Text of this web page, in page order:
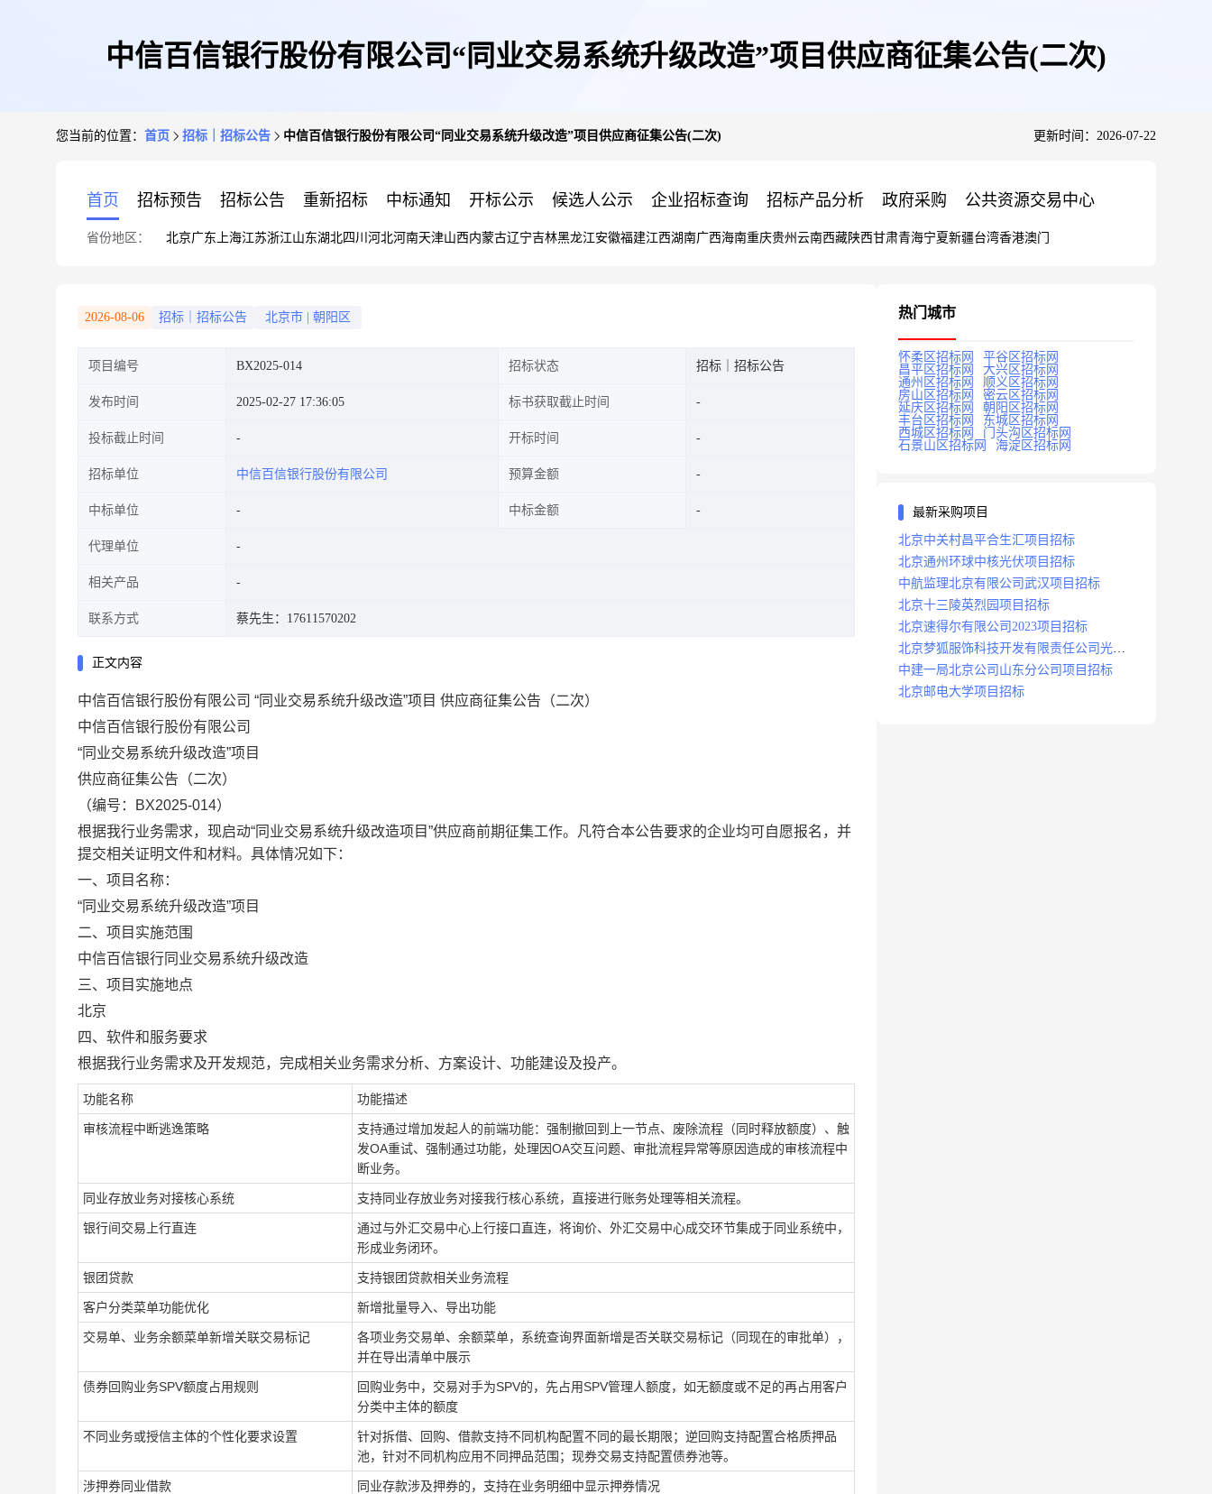
中信百信银行股份有限公司“同业交易系统升级改造”项目供应商征集公告(二次)
您当前的位置： 首页 招标｜招标公告 中信百信银行股份有限公司“同业交易系统升级改造”项目供应商征集公告(二次) 更新时间：2026-07-22
首页 招标预告 招标公告 重新招标 中标通知 开标公示 候选人公示 企业招标查询 招标产品分析 政府采购 公共资源交易中心
省份地区： 北京广东 上海江苏浙江山东湖北四川 河北河南天津山西内蒙古辽宁吉林黑龙江安徽福建江西湖南广西海南重庆贵州 云南西藏陕西甘肃青海宁夏新疆台湾香港澳门
2026-08-06 招标｜招标公告 北京市 朝阳区
项目编号 BX2025-014 招标状态 招标｜招标公告
发布时间 2025-02-27 17:36:05 标书获取截止时间
投标截止时间 开标时间
招标单位 中信百信银行股份有限公司 预算金额
中标单位 中标金额
代理单位
相关产品
联系方式 蔡先生：17611570202
正文内容
中信百信银行股份有限公司 “同业交易系统升级改造”项目 供应商征集公告（二次）
中信百信银行股份有限公司
“同业交易系统升级改造”项目
供应商征集公告 （二次）
（编号：
BX2025-014）
根据我行业务需求，现启动“同业交易系统升级改造项目”供应商前期征集工作。凡符合本公告要求的企业均可自愿报名，并
提交相关证明文件和材料。具体情况如下：
一、项目名称：
“同业交易系统升级改造”项目
二、项目实施范围
中信百信银行同业交易系统升级改造
三、项目实施地点
北京
四、软件和服务要求
根据我行业务需求及开发规范，完成相关业务需求分析、方案设计、功能建设及投产。
功能名称 功能描述
审核流程中断逃逸策略
支持通过增加发起人的前端功能：强制撤回到上一节点、废除流程（同时释放额度）、触
发OA重试、强制通过功能，处理因OA交互问题、审批流程异常等原因造成的审核流程中
断业务。
同业存放业务对接核心系统 支持同业存放业务对接我行核心系统，直接进行账务处理等相关流程。
银行间交易上行直连
通过与外汇交易中心上行接口直连，将询价、外汇交易中心成交环节集成于同业系统中，
形成业务闭环。
银团贷款 支持银团贷款相关业务流程
客户分类菜单功能优化 新增批量导入、导出功能
交易单、业务余额菜单新增关联交易标记
各项业务交易单、余额菜单，系统查询界面新增是否关联交易标记（同现在的审批单），
并在导出清单中展示
债券回购业务SPV额度占用规则 回购业务中，交易对手为SPV的，先占用SPV管理人额度，如无额度或不足的再占用客户
分类中主体的额度
不同业务或授信主体的个性化要求设置
针对拆借、回购、借款支持不同机构配置不同的最长期限；逆回购支持配置合格质押品
池，针对不同机构应用不同押品范围；现券交易支持配置债券池等。
涉押券同业借款 同业存款涉及押券的，支持在业务明细中显示押券情况
热门城市
怀柔区招标网
平谷区招标网
昌平区招标网
大兴区招标网
通州区招标网
顺义区招标网
房山区招标网
密云区招标网
延庆区招标网
朝阳区招标网
丰台区招标网
东城区招标网
西城区招标网
门头沟区招标网
石景山区招标网
海淀区招标网
最新采购项目
北京中关村昌平合生汇项目招标
北京通州环球中核光伏项目招标
中航监理北京有限公司武汉项目招标
北京十三陵英烈园项目招标
北京速得尔有限公司2023项目招标
北京梦狐服饰科技开发有限责任公司光绿
能项目招标公告
中建一局北京公司山东分公司项目招标
北京邮电大学项目招标